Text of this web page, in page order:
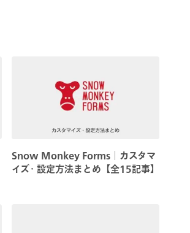
Snow Monkey Forms│カスタマ
イズ・設定方法まとめ【全15記事】